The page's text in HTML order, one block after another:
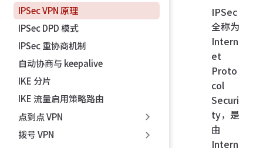
IPSec VPN 原理
IPSec DPD 模式
IPSec 重协商机制
自动协商与 keepalive
IKE 分片
IKE 流量启用策略路由
点到点 VPN
拨号 VPN
IPSec
全称为
Intern
et
Proto
col
Securi
ty，是
由
Intern